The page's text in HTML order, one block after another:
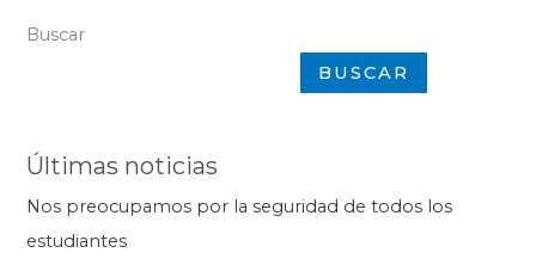
o
k r
Buscar
BUSCAR
Últimas noticias
Nos preocupamos por la seguridad de todos los
estudiantes